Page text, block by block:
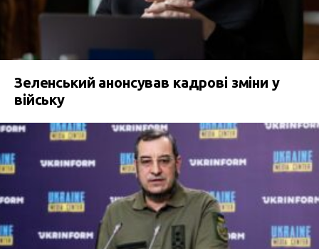
Зеленський анонсував кадрові зміни у
війську